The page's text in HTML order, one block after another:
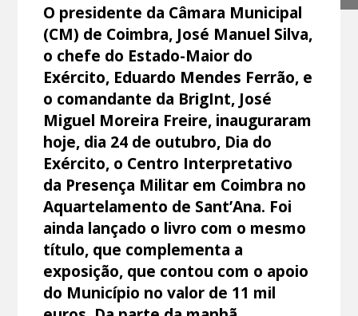
O presidente da Câmara Municipal
(CM) de Coimbra, José Manuel Silva,
o chefe do Estado-Maior do
Exército, Eduardo Mendes Ferrão, e
o comandante da BrigInt, José
Miguel Moreira Freire, inauguraram
hoje, dia 24 de outubro, Dia do
Exército, o Centro Interpretativo
da Presença Militar em Coimbra no
Aquartelamento de Sant’Ana. Foi
ainda lançado o livro com o mesmo
título, que complementa a
exposição, que contou com o apoio
do Município no valor de 11 mil